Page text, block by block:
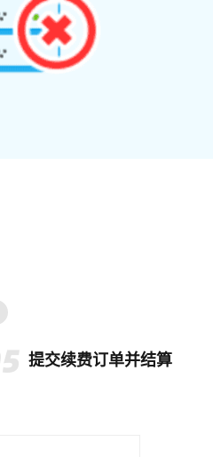
提交续费订单并结算